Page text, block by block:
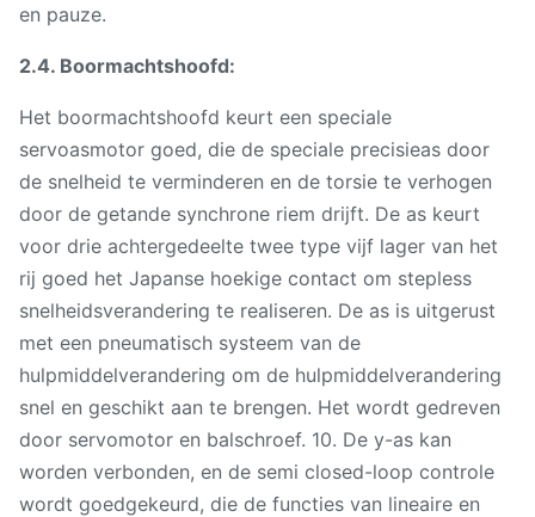
en pauze.
2.4. Boormachtshoofd:
Het boormachtshoofd keurt een speciale
servoasmotor goed, die de speciale precisieas door
de snelheid te verminderen en de torsie te verhogen
door de getande synchrone riem drijft. De as keurt
voor drie achtergedeelte twee type vijf lager van het
rij goed het Japanse hoekige contact om stepless
snelheidsverandering te realiseren. De as is uitgerust
met een pneumatisch systeem van de
hulpmiddelverandering om de hulpmiddelverandering
snel en geschikt aan te brengen. Het wordt gedreven
door servomotor en balschroef. 10. De y-as kan
worden verbonden, en de semi closed-loop controle
wordt goedgekeurd, die de functies van lineaire en